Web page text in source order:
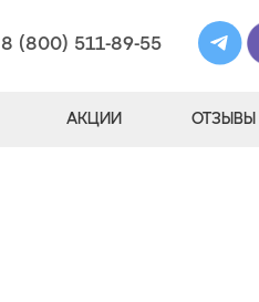
8 (800) 511-89-55
АКЦИИ ОТЗЫВЫ